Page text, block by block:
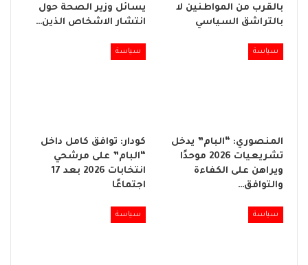
بالقرب من المواطنين لا
بالتراشق السياسي
يسائل وزير الصحة حول
انتشار الاشخاص الذين…
سياسة
المنصوري: “البام” يدخل
تشريعيات 2026 موحدًا
ويراهن على الكفاءة
والتوافق…
سياسة
كودار: توافق كامل داخل
“البام” على مرشحي
انتخابات 2026 بعد 17
اجتماعًا
سياسة سياسة